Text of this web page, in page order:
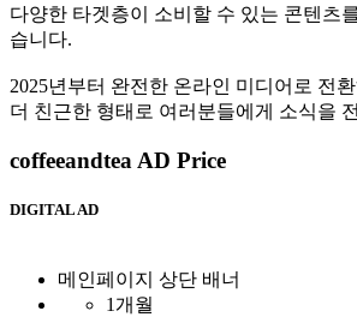
다양한 타겟층이 소비할 수 있는 콘텐츠
습니다.
2025년부터 완전한 온라인 미디어로 전
더 친근한 형태로 여러분들에게 소식을
coffeeandtea AD Price
DIGITAL AD
메인페이지 상단 배너
1개월